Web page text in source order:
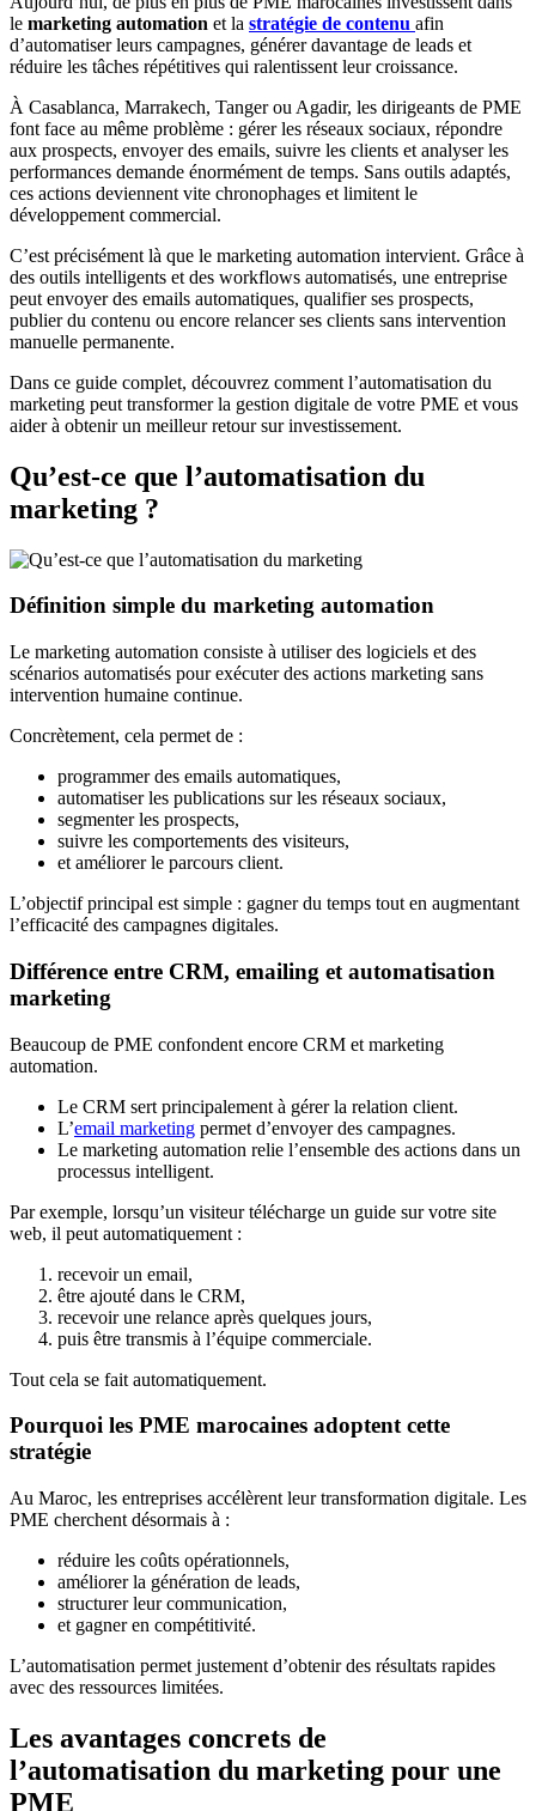
le marketing automation et la stratégie de contenu afin
d’automatiser leurs campagnes, générer davantage de leads et
réduire les tâches répétitives qui ralentissent leur croissance.
À Casablanca, Marrakech, Tanger ou Agadir, les dirigeants de PME
font face au même problème : gérer les réseaux sociaux, répondre
aux prospects, envoyer des emails, suivre les clients et analyser les
performances demande énormément de temps. Sans outils adaptés,
ces actions deviennent vite chronophages et limitent le
développement commercial.
C’est précisément là que le marketing automation intervient. Grâce à
des outils intelligents et des workflows automatisés, une entreprise
peut envoyer des emails automatiques, qualifier ses prospects,
publier du contenu ou encore relancer ses clients sans intervention
manuelle permanente.
Dans ce guide complet, découvrez comment l’automatisation du
marketing peut transformer la gestion digitale de votre PME et vous
aider à obtenir un meilleur retour sur investissement.
Qu’est-ce que l’automatisation du
marketing ?
Définition simple du marketing automation
Le marketing automation consiste à utiliser des logiciels et des
scénarios automatisés pour exécuter des actions marketing sans
intervention humaine continue.
Concrètement, cela permet de :
programmer des emails automatiques,
automatiser les publications sur les réseaux sociaux,
segmenter les prospects,
suivre les comportements des visiteurs,
et améliorer le parcours client.
L’objectif principal est simple : gagner du temps tout en augmentant
l’efficacité des campagnes digitales.
Différence entre CRM, emailing et automatisation
marketing
Beaucoup de PME confondent encore CRM et marketing
automation.
Le CRM sert principalement à gérer la relation client.
L’email marketing permet d’envoyer des campagnes.
Le marketing automation relie l’ensemble des actions dans un
processus intelligent.
Par exemple, lorsqu’un visiteur télécharge un guide sur votre site
web, il peut automatiquement :
recevoir un email,
être ajouté dans le CRM,
recevoir une relance après quelques jours,
puis être transmis à l’équipe commerciale.
Tout cela se fait automatiquement.
Pourquoi les PME marocaines adoptent cette
stratégie
Au Maroc, les entreprises accélèrent leur transformation digitale. Les
PME cherchent désormais à :
réduire les coûts opérationnels,
améliorer la génération de leads,
structurer leur communication,
et gagner en compétitivité.
L’automatisation permet justement d’obtenir des résultats rapides
avec des ressources limitées.
Les avantages concrets de
l’automatisation du marketing pour une
PME